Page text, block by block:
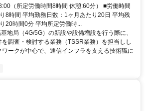
（所定労働時間8時間 休憩:60分） ■労働時間
8時間 平均勤務日数：1ヶ月あたり20日 平均残
20時間0分 平均所定労働時...
地局（4G/5G）の新設や設備増設を行う際に、
調査・検討する業務（TSSR業務）を担当しし
ークが中心で、通信インフラを支える技術職に